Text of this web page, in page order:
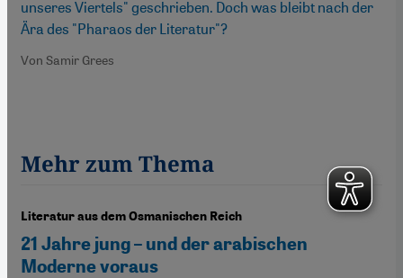
unseres Viertels" geschrieben. Doch was bleibt nach der
Ära des "Pharaos der Literatur"?
Von Samir Grees
Mehr zum Thema
Literatur aus dem Osmanischen Reich
21 Jahre jung – und der arabischen
Moderne voraus